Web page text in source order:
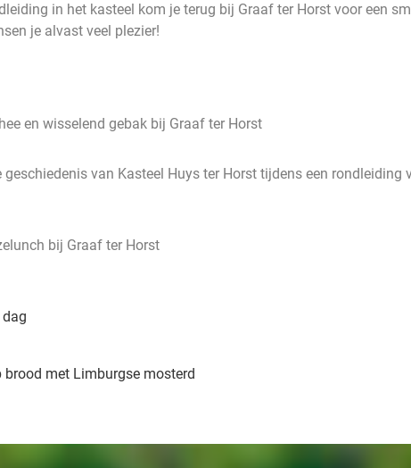
in het kasteel kom je terug bij Graaf ter Horst voor een
je alvast veel plezier!
en wisselend gebak bij Graaf ter Horst
geschiedenis van Kasteel Huys ter Horst tijdens een rondleiding
bij Graaf ter Horst
brood met Limburgse mosterd